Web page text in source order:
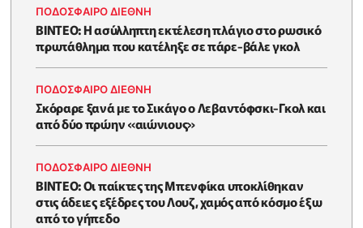
ΠΟΔΟΣΦΑΙΡΟ ΔΙΕΘΝΗ
ΒΙΝΤΕΟ: Η ασύλληπτη εκτέλεση πλάγιο στο ρωσικό
πρωτάθλημα που κατέληξε σε πάρε-βάλε γκολ
ΠΟΔΟΣΦΑΙΡΟ ΔΙΕΘΝΗ
Σκόραρε ξανά με το Σικάγο ο Λεβαντόφσκι-Γκολ και
από δύο πρώην «αιώνιους»
ΠΟΔΟΣΦΑΙΡΟ ΔΙΕΘΝΗ
ΒΙΝΤΕΟ: Οι παίκτες της Μπενφίκα υποκλίθηκαν
στις άδειες εξέδρες του Λουζ, χαμός από κόσμο έξω
από το γήπεδο